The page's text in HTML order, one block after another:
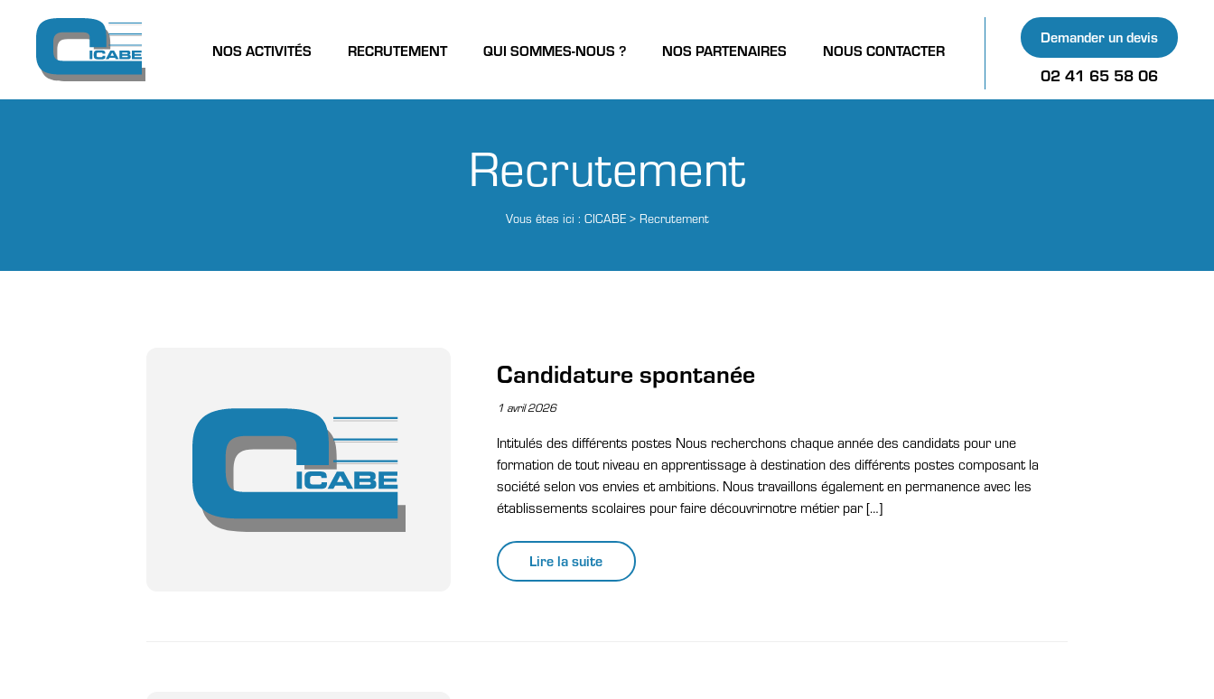
NOS ACTIVITÉS RECRUTEMENT QUI SOMMES-NOUS ? NOS PARTENAIRES NOUS CONTACTER
Demander un devis
02 41 65 58 06
Recrutement
Vous êtes ici : CICABE> Recrutement
Candidature spontanée
1 avril 2026
Intitulés des différents postes Nous recherchons chaque année des candidats pour une
formation de tout niveau en apprentissage à destination des différents postes composant la
société selon vos envies et ambitions. Nous travaillons également en permanence avec les
établissements scolaires pour faire découvrirnotre métier par […]
Lire la suite